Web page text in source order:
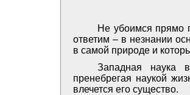
Не убоимся прямо
ответим – в незнании
в самой природе и
Западная наука
пренебрегая наукой
влечется его существо.